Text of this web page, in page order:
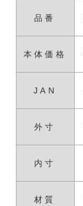
品番
本体価格
JAN
外寸
内寸
材質